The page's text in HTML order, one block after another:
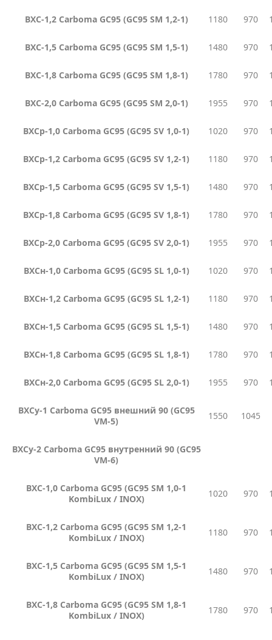
ВХС-1,2 Carboma GC95 (GC95 SM 1,2-1) 1180 970
ВХС-1,5 Carboma GC95 (GC95 SM 1,5-1) 1480 970
ВХС-1,8 Carboma GC95 (GC95 SM 1,8-1) 1780 970
ВХС-2,0 Carboma GC95 (GC95 SM 2,0-1) 1955 970
ВХСр-1,0 Carboma GC95 (GC95 SV 1,0-1) 1020 970
ВХСр-1,2 Carboma GC95 (GC95 SV 1,2-1) 1180 970
ВХСр-1,5 Carboma GC95 (GC95 SV 1,5-1) 1480 970
ВХСр-1,8 Carboma GC95 (GC95 SV 1,8-1) 1780 970
ВХСр-2,0 Carboma GC95 (GC95 SV 2,0-1) 1955 970
ВХСн-1,0 Carboma GC95 (GC95 SL 1,0-1) 1020 970
ВХСн-1,2 Carboma GC95 (GC95 SL 1,2-1) 1180 970
ВХСн-1,5 Carboma GC95 (GC95 SL 1,5-1) 1480 970
ВХСн-1,8 Carboma GC95 (GC95 SL 1,8-1) 1780 970
ВХСн-2,0 Carboma GC95 (GC95 SL 2,0-1) 1955 970
ВХСу-1 Carboma GC95 внешний 90 (GC95
VM-5)
1550 1045
ВХСу-2 Carboma GC95 внутренний 90 (GC95
VM-6)
ВХС-1,0 Carboma GC95 (GC95 SM 1,0-1
KombiLux / INOX)
1020 970
ВХС-1,2 Carboma GC95 (GC95 SM 1,2-1
KombiLux / INOX)
1180 970
ВХС-1,5 Carboma GC95 (GC95 SM 1,5-1
KombiLux / INOX)
1480 970
ВХС-1,8 Carboma GC95 (GC95 SM 1,8-1
KombiLux / INOX)
1780 970